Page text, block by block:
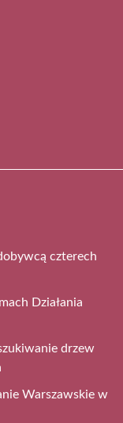
czterech
Działania
drzew
Warszawskie w